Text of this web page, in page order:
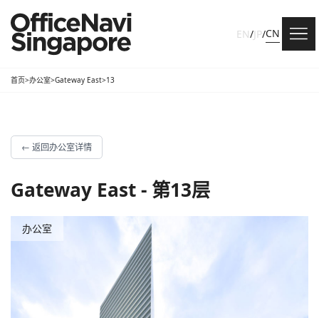
EN/JP/CN
首页>办公室>Gateway East>13
← 返回办公室详情
Gateway East - 第13层
办公室